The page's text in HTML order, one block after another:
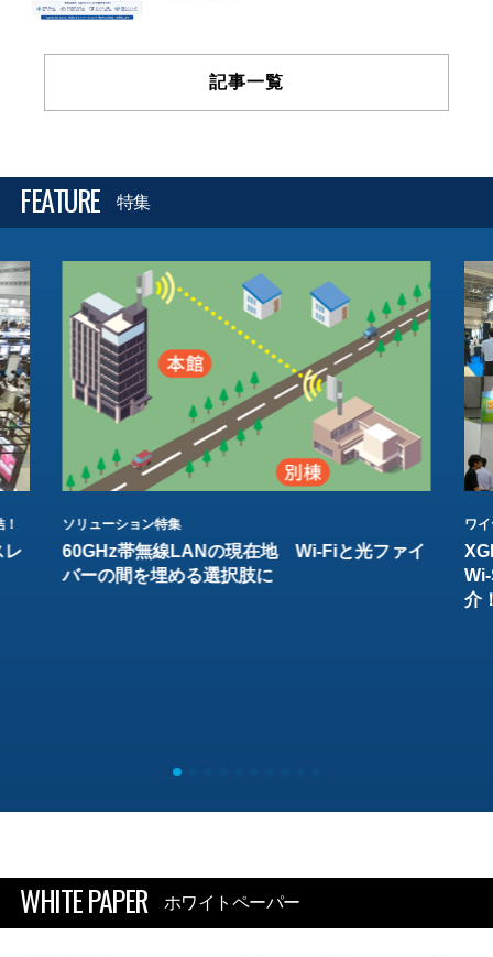
記事一覧
FEATURE 特集
レ
ソリューション特集
60GHz帯無線LANの現在地 Wi-Fiと光ファイ
バーの間を埋める選択肢に
ワ
介
WHITE PAPER ホワイトペーパー